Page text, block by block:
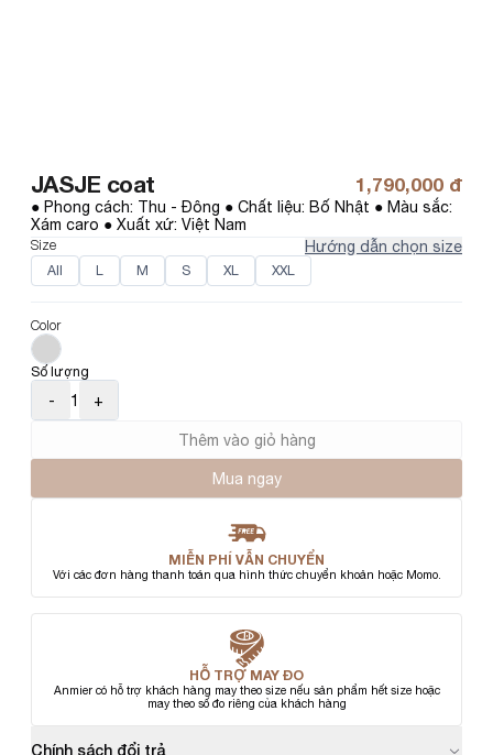
JASJE coat 1,790,000 đ
● Phong cách: Thu - Đông ● Chất liệu: Bố Nhật ● Màu sắc:
Xám caro ● Xuất xứ: Việt Nam
Size Hướng dẫn chọn size
All L M S XL XXL
Color
Số lượng
- 1 +
Thêm vào giỏ hàng
Mua ngay
MIỄN PHÍ VẪN CHUYỂN
Với các đơn hàng thanh toán qua hình thức chuyển khoản hoặc Momo.
HỖ TRỢ MAY ĐO
Anmier có hỗ trợ khách hàng may theo size nếu sản phẩm hết size hoặc
may theo số đo riêng của khách hàng
Chính sách đổi trả